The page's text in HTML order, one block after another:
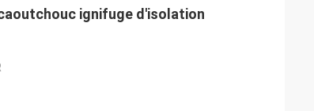
ignifuge d'isolation